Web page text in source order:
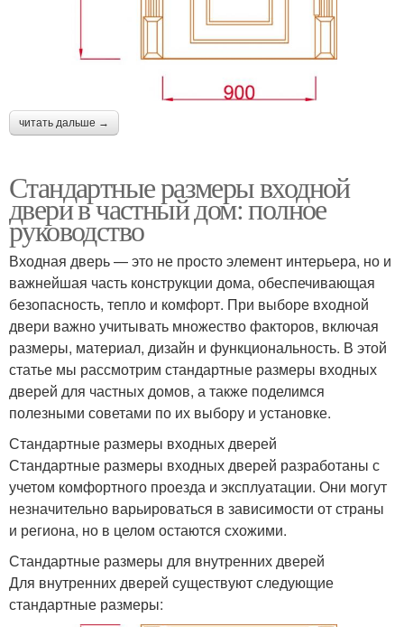
читать дальше →
Стандартные размеры входной
двери в частный дом: полное
руководство
Входная дверь — это не просто элемент интерьера, но и
важнейшая часть конструкции дома, обеспечивающая
безопасность, тепло и комфорт. При выборе входной
двери важно учитывать множество факторов, включая
размеры, материал, дизайн и функциональность. В этой
статье мы рассмотрим стандартные размеры входных
дверей для частных домов, а также поделимся
полезными советами по их выбору и установке.
Стандартные размеры входных дверей
Стандартные размеры входных дверей разработаны с
учетом комфортного проезда и эксплуатации. Они могут
незначительно варьироваться в зависимости от страны
и региона, но в целом остаются схожими.
Стандартные размеры для внутренних дверей
Для внутренних дверей существуют следующие
стандартные размеры: